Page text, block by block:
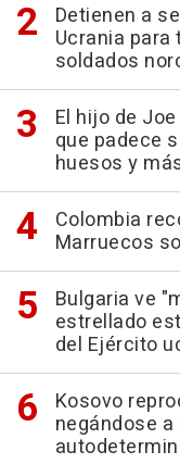
Detienen a
Ucrania
soldados
El hijo de
que padece
huesos y
Colombia
Marruecos
Bulgaria ve
estrellado
del Ejército
Kosovo
negándose